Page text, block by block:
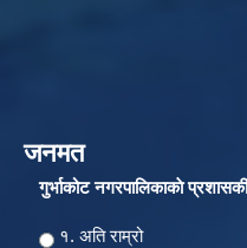
जनमत
गुर्भाकोट नगरपालिकाकाे
Choices
१. अति राम्रो